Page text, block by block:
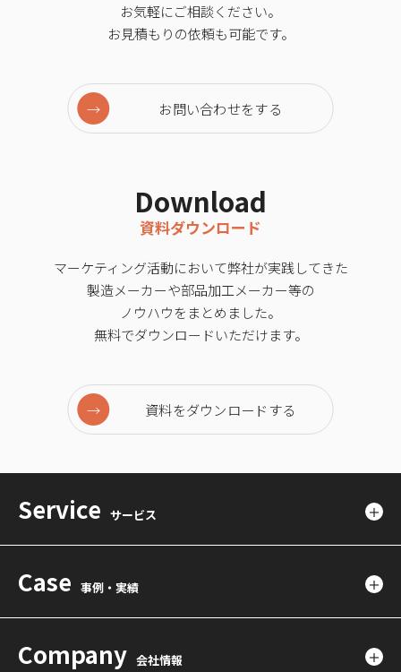
お気軽にご相談ください。
お見積もりの依頼も可能です。
お問い合わせをする
Download
資料ダウンロード
マーケティング活動において弊社が実践してきた
製造メーカーや部品加工メーカー等の
ノウハウをまとめました。
無料でダウンロードいただけます。
資料をダウンロードする
Service サービス
Case 事例・実績
Company 会社情報